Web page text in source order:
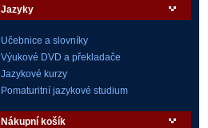
Jazyky
Učebnice a slovníky
Výukové DVD a překladače
Jazykové kurzy
Pomaturitní jazykové studium
Nákupní košík